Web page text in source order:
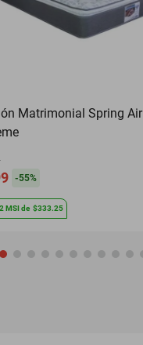
Matrimonial Spring Air
-55%
MSIde $333.25